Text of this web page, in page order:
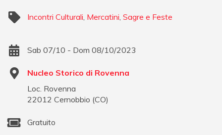
Incontri Culturali, Mercatini, Sagre e Feste
Sab 07/10 - Dom 08/10/2023
Nucleo Storico di Rovenna
Loc. Rovenna
22012 Cernobbio (CO)
Gratuito